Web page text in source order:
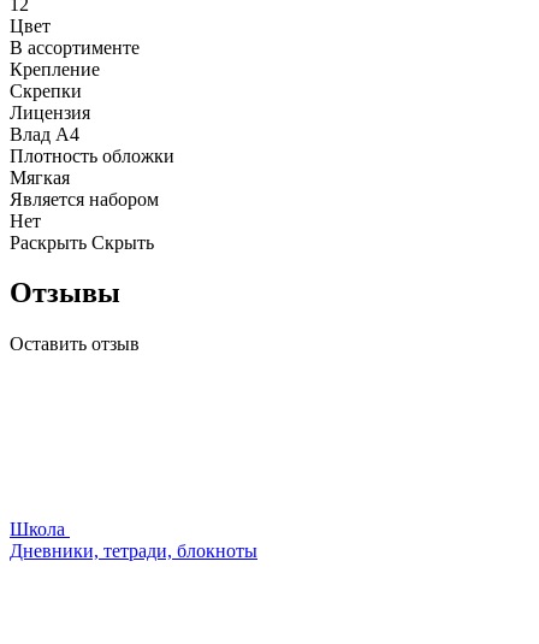
Цвет
В ассортименте
Крепление
Скрепки
Лицензия
Влад А4
Плотность обложки
Мягкая
Является набором
Нет
Раскрыть Скрыть
Отзывы
Оставить отзыв
Школа
Дневники, тетради, блокноты